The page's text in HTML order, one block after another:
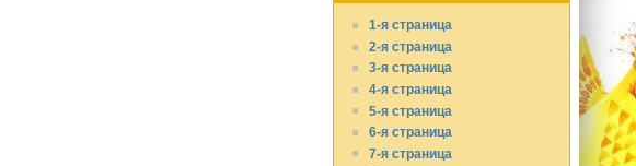
1-я страница
2-я страница
3-я страница
4-я страница
5-я страница
6-я страница
7-я страница